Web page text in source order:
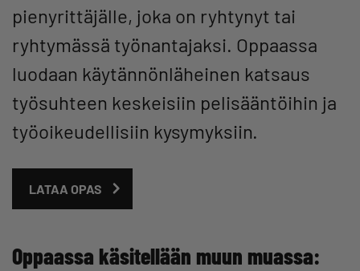
pienyrittäjälle, joka on ryhtynyt tai
ryhtymässä työnantajaksi. Oppaassa
luodaan käytännönläheinen katsaus
työsuhteen keskeisiin pelisääntöihin ja
työoikeudellisiin kysymyksiin.
LATAA OPAS
Oppaassa käsitellään muun muassa: